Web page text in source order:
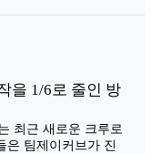
을 1/6로 줄인 방
최근 새로운 크루로
은 팀제이커브가 진